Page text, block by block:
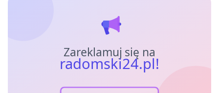
Zareklamuj się na
radomski24.pl!